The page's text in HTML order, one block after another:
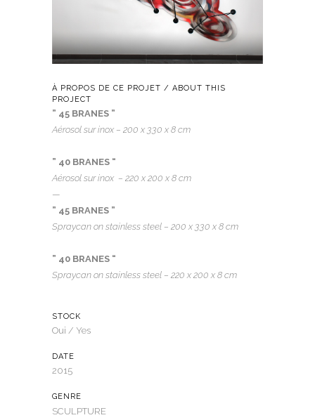
À PROPOS DE CE PROJET / ABOUT THIS
PROJECT
” 45 BRANES ”
Aérosol sur inox – 200 x 330 x 8 cm
” 40 BRANES “
Aérosol sur inox – 220 x 200 x 8 cm
—
” 45 BRANES ”
Spraycan on stainless steel – 200 x 330 x 8 cm
” 40 BRANES “
Spraycan on stainless steel – 220 x 200 x 8 cm
STOCK
Oui / Yes
DATE
2015
GENRE
SCULPTURE